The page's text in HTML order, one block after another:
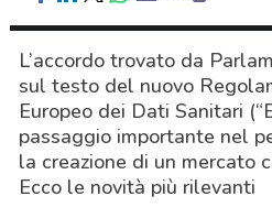
L’accordo trovato da
sul testo del nuovo
Europeo dei Dati Sanitari
passaggio importante nel
la creazione di un mercato
Ecco le novità più rilevanti